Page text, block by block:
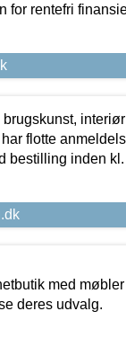
for rentefri
flotte
bestilling inden
med
deres udvalg.